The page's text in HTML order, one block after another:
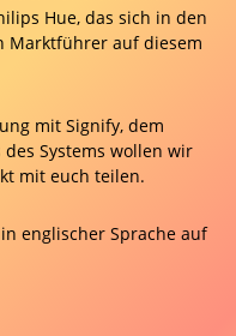
Hue, das sich in den
Marktführer auf diesem
mit Signify, dem
Systems wollen wir
mit euch teilen.
englischer Sprache auf